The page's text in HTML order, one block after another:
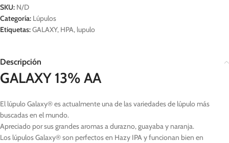
SKU: N/D
Categoría: Lúpulos
Etiquetas:GALAXY, HPA, lupulo
Descripción
GALAXY 13% AA
El lúpulo Galaxy® es actualmente una de las variedades de lúpulo más
buscadas en el mundo.
Apreciado por sus grandes aromas a durazno, guayaba y naranja.
Los lúpulos Galaxy® son perfectos en Hazy IPA y funcionan bien en